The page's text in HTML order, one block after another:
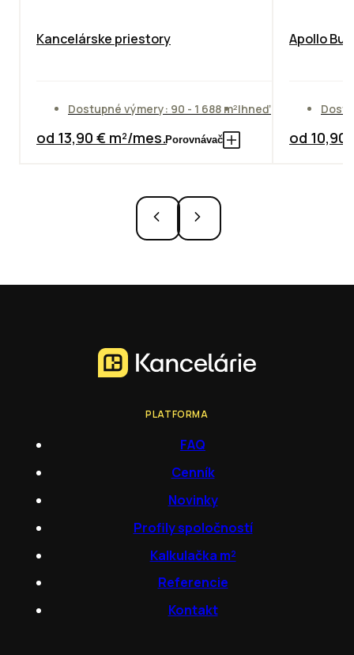
Kancelárske priestory
Dostupné výmery: 90 - 1 688 m²Ihneď
od 13,90 € m²/mes.Porovnávač
Apollo
od 10,90
PLATFORMA
FAQ
Cenník
Novinky
Profily spoločností
Kalkulačka m²
Referencie
Kontakt